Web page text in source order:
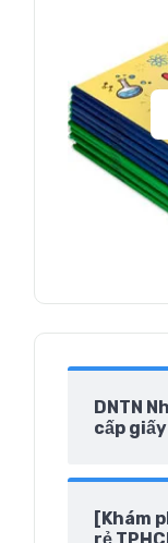
DNTN
cấp
[Khám